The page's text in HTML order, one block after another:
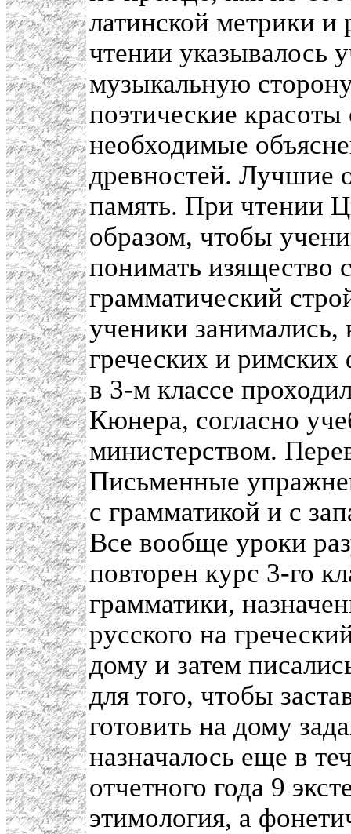
латинской метрики
чтении указывалось
музыкальную
поэтические
необходимые
древностей. Лучшие
память. При чтении
образом, чтобы
понимать изящество
грамматический
ученики занимались,
греческих и
в 3-м классе
Кюнера, согласно
министерством.
Письменные
с грамматикой и с
Все вообще уроки
повторен курс 3-го
грамматики,
русского на
дому и затем
для того, чтобы
готовить на дому
назначалось еще в
отчетного года 9
этимология, а